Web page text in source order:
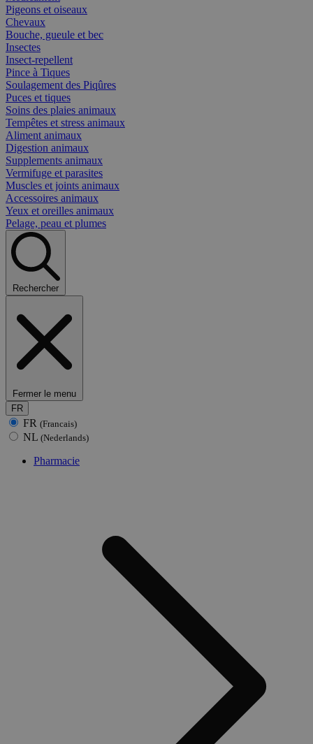
Pigeons et oiseaux
Chevaux
Bouche, gueule et bec
Insectes
Insect-repellent
Pince à Tiques
Soulagement des Piqûres
Puces et tiques
Soins des plaies animaux
Tempêtes et stress animaux
Aliment animaux
Digestion animaux
Supplements animaux
Vermifuge et parasites
Muscles et joints animaux
Accessoires animaux
Yeux et oreilles animaux
Pelage, peau et plumes
Rechercher
Fermer le menu
FR
FR (Francais)
NL (Nederlands)
Pharmacie